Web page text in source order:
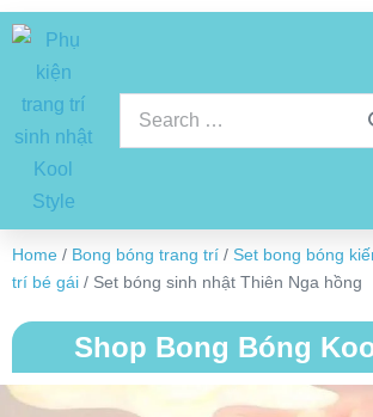
Home / Bong bóng trang trí / Set bong bóng
trí bé gái / Set bóng sinh nhật Thiên Nga hồng
Shop Bong Bóng